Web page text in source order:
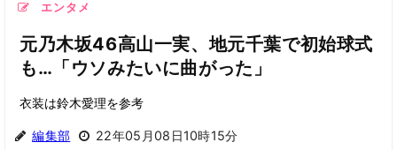
エンタメ
元乃木坂46高山一実、地元千葉で初始球式
も…「ウソみたいに曲がった」
衣装は鈴木愛理を参考
編集部 22年05月08日10時15分